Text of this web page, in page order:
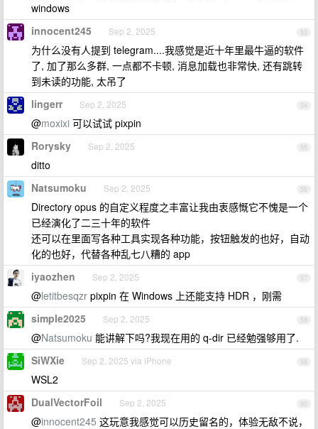
windows
53
innocent245 Sep 2, 2025
为什么没有人提到 telegram....我感觉是近十年里最牛逼的软件
了, 加了那么多群, 一点都不卡顿, 消息加载也非常快, 还有跳转
到未读的功能, 太吊了
54
lingerr Sep 2, 2025
@moxixi 可以试试 pixpin
55
Rorysky Sep 2, 2025
ditto
56
Natsumoku Sep 2, 2025
Directory opus 的自定义程度之丰富让我由衷感慨它不愧是一个
已经演化了二三十年的软件
还可以在里面写各种工具实现各种功能，按钮触发的也好，自动
化的也好，代替各种乱七八糟的 app
57
iyaozhen Sep 2, 2025
@letitbesqzr pixpin 在 Windows 上还能支持 HDR ，刚需
58
simple2025 Sep 2, 2025
@Natsumoku 能讲解下吗?我现在用的 q-dir 已经勉强够用了.
59
SiWXie Sep 2, 2025 via iPhone
WSL2
60
DualVectorFoil Sep 2, 2025
@innocent245 这玩意我感觉可以历史留名的，体验无敌不说，